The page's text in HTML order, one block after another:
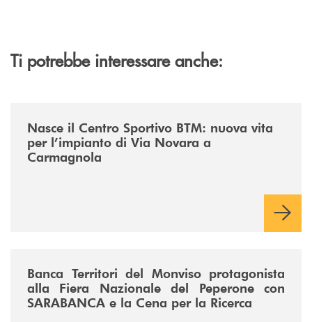
Ti potrebbe interessare anche:
Nasce il Centro Sportivo BTM: nuova vita
per l’impianto di Via Novara a
Carmagnola
Banca Territori del Monviso protagonista
alla Fiera Nazionale del Peperone con
SARABANCA e la Cena per la Ricerca